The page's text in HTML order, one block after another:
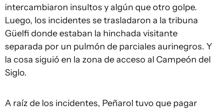
intercambiaron insultos y algún que otro golpe.
Luego, los incidentes se trasladaron a la tribuna
Güelfi donde estaban la hinchada visitante
separada por un pulmón de parciales aurinegros. Y
la cosa siguió en la zona de acceso al Campeón del
Siglo.
A raíz de los incidentes, Peñarol tuvo que pagar